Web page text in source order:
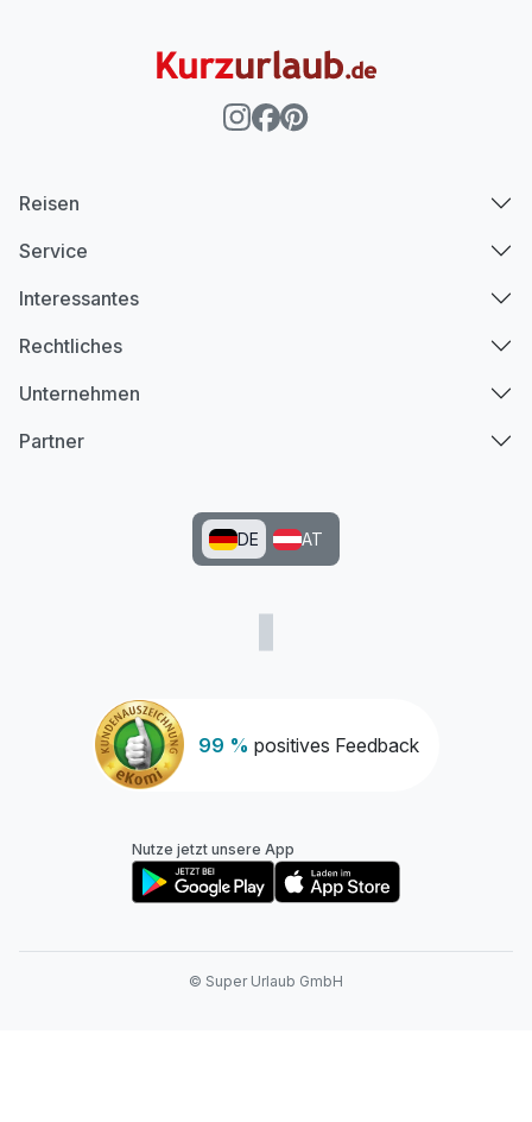
99 % positives Feedback
Reisen
Service
Interessantes
Rechtliches
Unternehmen
Partner
DE AT
Nutze jetzt unsere App
© Super Urlaub GmbH